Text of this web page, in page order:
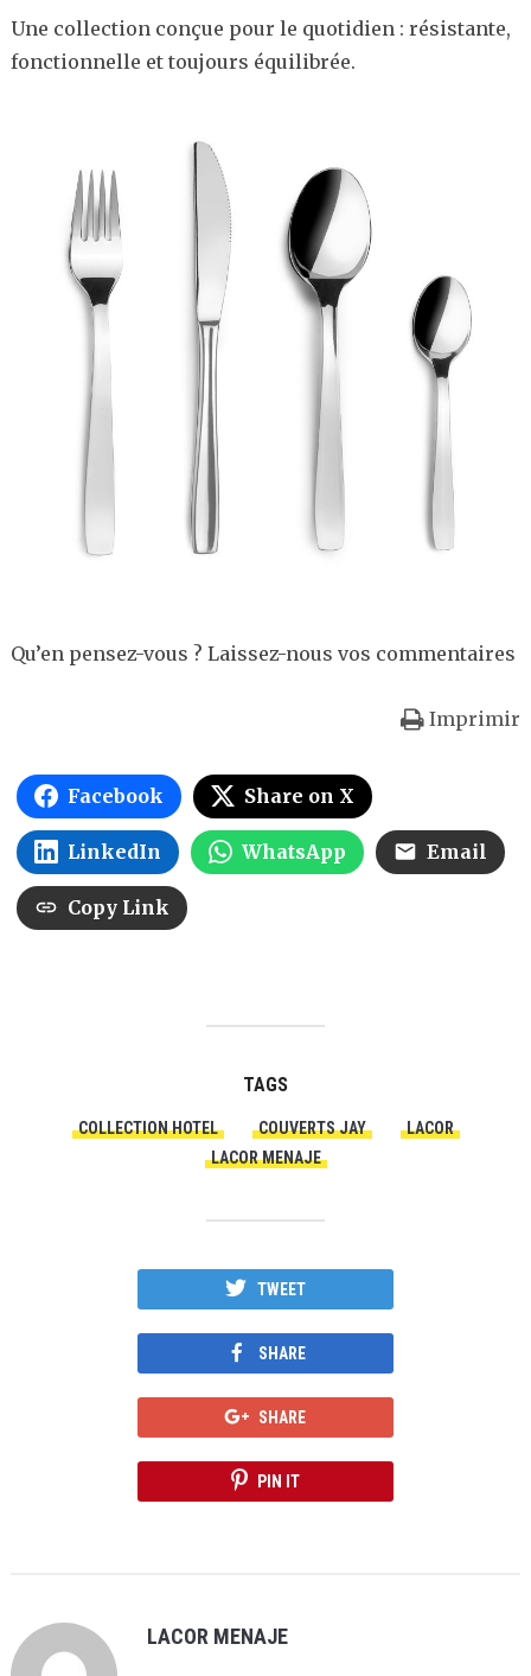
Une collection conçue pour le quotidien : résistante,
fonctionnelle et toujours équilibrée.
Qu’en pensez-vous ? Laissez-nous vos commentaires
Imprimir
Facebook Share on X
LinkedIn WhatsApp Email
Copy Link
TAGS
COLLECTION HOTEL COUVERTS JAY
LACOR
LACOR MENAJE
TWEET
SHARE
SHARE
PIN IT
LACOR MENAJE